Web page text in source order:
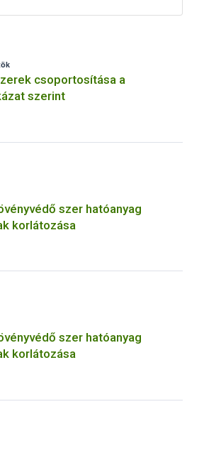
csoportosítása a
szerint
szer hatóanyag
korlátozása
szer hatóanyag
korlátozása